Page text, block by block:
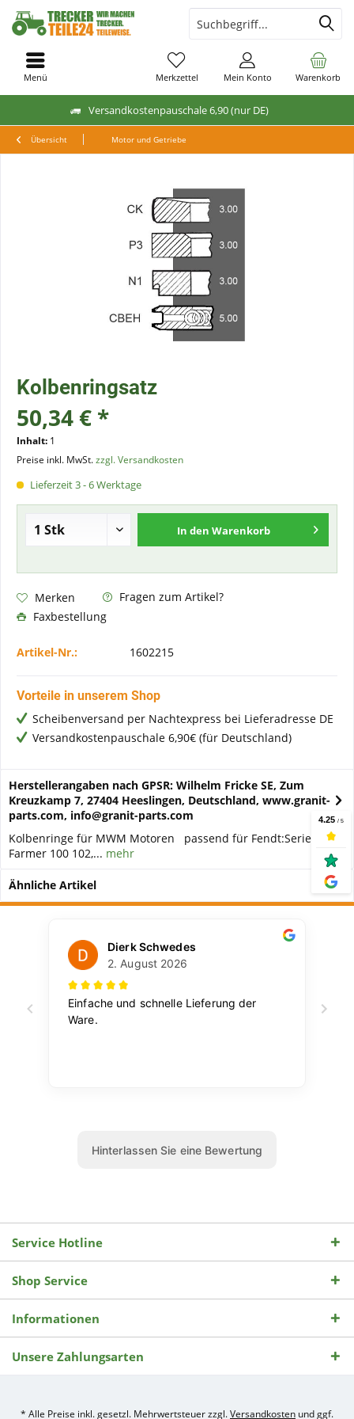
Versandkostenpauschale 6,90 (nur DE)
Warenkorb
Merkzettel Mein Konto
Menü
Übersicht Motor und Getriebe
Kolbenringsatz
50,34 € *
Inhalt: 1
Preise inkl. MwSt.zzgl. Versandkosten
Lieferzeit 3 - 6 Werktage
In den Warenkorb
Merken
Fragen zum Artikel?
Faxbestellung
Artikel-Nr.: 1602215
Vorteile in unserem Shop
Scheibenversand per Nachtexpress bei Lieferadresse DE
Versandkostenpauschale 6,90€ (für Deutschland)
Herstellerangaben nach GPSR: Wilhelm Fricke SE, Zum
Kreuzkamp 7, 27404 Heeslingen, Deutschland, www.granit-
parts.com, info@granit-parts.com
Kolbenringe für MWM Motoren passend für Fendt:Serie:
Farmer 100 102,... mehr
Ähnliche Artikel
Service Hotline
Shop Service
Informationen
Unsere Zahlungsarten
* Alle Preise inkl. gesetzl. Mehrwertsteuer zzgl.Versandkosten und ggf.